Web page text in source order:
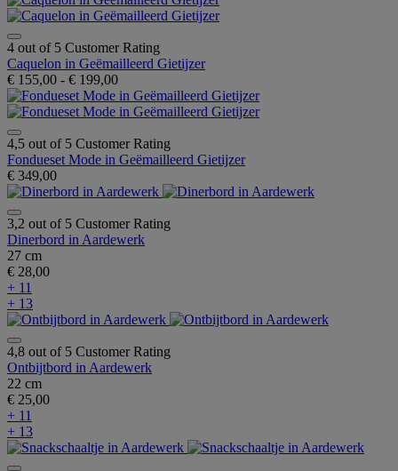
4 out of 5 Customer Rating
Caquelon in Geëmailleerd Gietijzer
€ 155,00 - € 199,00
4,5 out of 5 Customer Rating
Fondueset Mode in Geëmailleerd Gietijzer
€ 349,00
3,2 out of 5 Customer Rating
Dinerbord in Aardewerk
27 cm
€ 28,00
+ 11
+ 13
4,8 out of 5 Customer Rating
Ontbijtbord in Aardewerk
22 cm
€ 25,00
+ 11
+ 13